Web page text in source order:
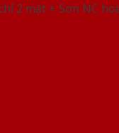
2 mặt + Sơn NC